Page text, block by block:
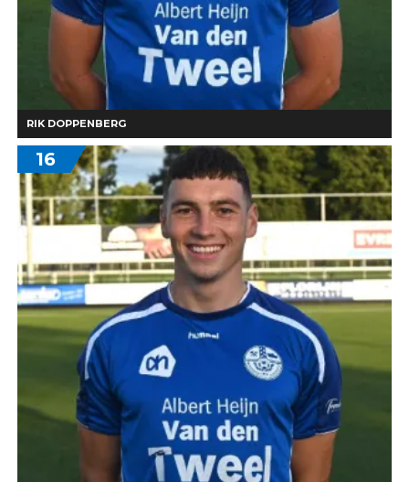
RIK DOPPENBERG
16